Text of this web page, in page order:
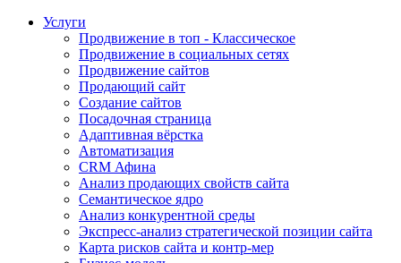
Услуги
Продвижение в топ - Классическое
Продвижение в социальных сетях
Продвижение сайтов
Продающий сайт
Создание сайтов
Посадочная страница
Адаптивная вёрстка
Автоматизация
CRM Афина
Анализ продающих свойств сайта
Семантическое ядро
Анализ конкурентной среды
Экспресс-анализ стратегической позиции сайта
Карта рисков сайта и контр-мер